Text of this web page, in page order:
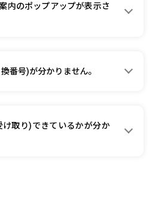
内のポップアップが表示さ
番号)が分かりません。
け取り)できているかが分か